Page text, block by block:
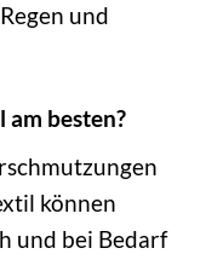
und
besten?
können
und bei Bedarf